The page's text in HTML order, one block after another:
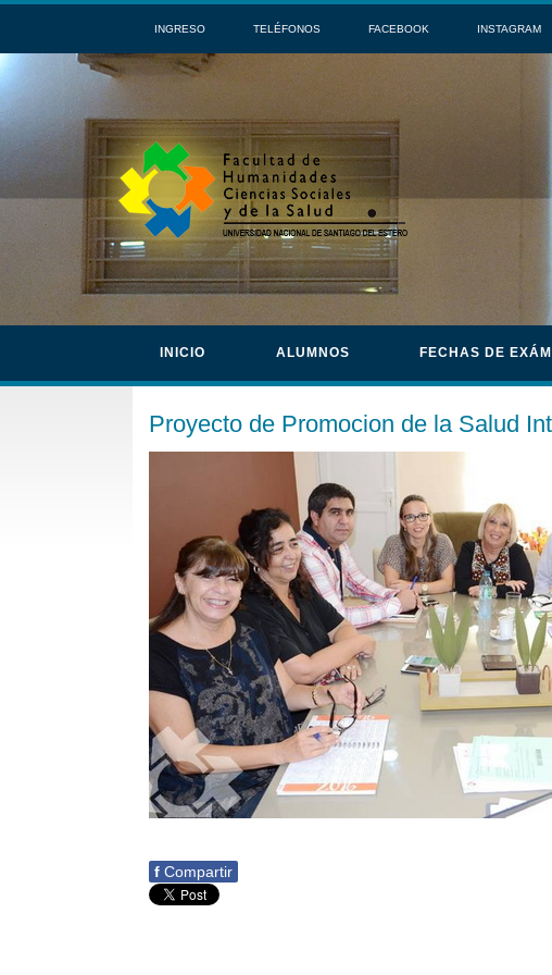
INGRESO TELÉFONOS FACEBOOK INSTAGRAM
INICIO ALUMNOS FECHAS DE
Proyecto de Promocion de la Salud
f Compartir